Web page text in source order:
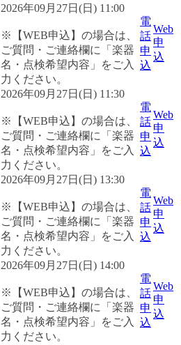
2026年09月27日(日) 11:00
※【WEB申込】の場合は、
ご質問・ご連絡欄に「楽器
名・点検希望内容」をご入
力ください。
電
話
申
込
Web
申
込
2026年09月27日(日) 11:30
※【WEB申込】の場合は、
ご質問・ご連絡欄に「楽器
名・点検希望内容」をご入
力ください。
電
話
申
込
Web
申
込
2026年09月27日(日) 13:30
※【WEB申込】の場合は、
ご質問・ご連絡欄に「楽器
名・点検希望内容」をご入
力ください。
電
話
申
込
Web
申
込
2026年09月27日(日) 14:00
※【WEB申込】の場合は、
ご質問・ご連絡欄に「楽器
名・点検希望内容」をご入
力ください。
電
話
申
込
Web
申
込